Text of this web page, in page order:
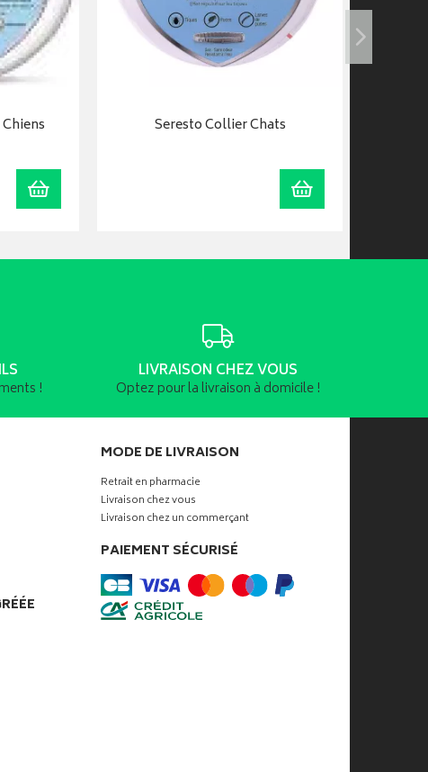
Ajouter au panier
Seresto Collier Chats
Ajouter au panier
!
LIVRAISON CHEZ VOUS
Optez pour la livraison à domicile !
MODE DE LIVRAISON
Retrait en pharmacie
Livraison chez vous
Livraison chez un commerçant
PAIEMENT SÉCURISÉ